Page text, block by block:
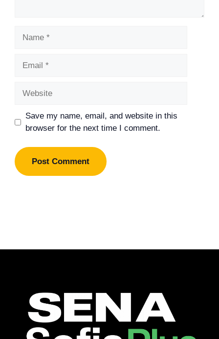
Save my name, email, and website in this
browser for the next time I comment.